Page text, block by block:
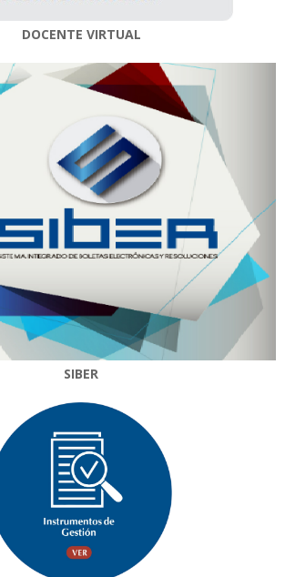
DOCENTE VIRTUAL
SIBER